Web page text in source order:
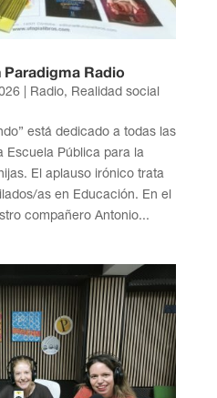
Paradigma Radio
| Radio, Realidad social
está dedicado a todas las
Escuela Pública para la
El aplauso irónico trata
as en Educación. En el
compañero Antonio...